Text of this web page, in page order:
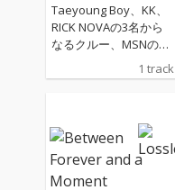
Taeyoung Boy、KK、
RICK NOVAの3名から
なるクルー、MSNの待
ロ活動と共にストリー
培ったそれぞれの個
性、スキルはさらに倍
加。まさにTOKYOの令
和型NEXTにしてMUST
1 track